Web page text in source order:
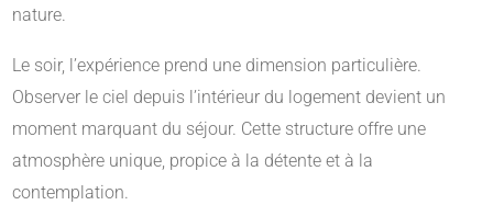
nature.
Le soir, l’expérience prend une dimension particulière.
Observer le ciel depuis l’intérieur du logement devient un
moment marquant du séjour. Cette structure offre une
atmosphère unique, propice à la détente et à la
contemplation.